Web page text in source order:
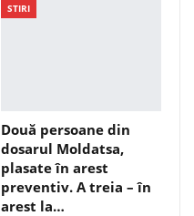
STIRI
Două persoane din
dosarul Moldatsa,
plasate în arest
preventiv. A treia – în
arest la…